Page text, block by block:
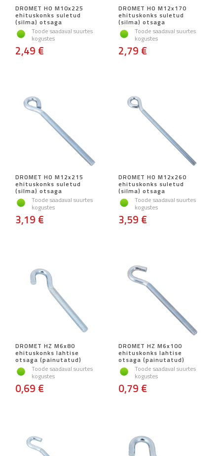
DROMET HO M10x225
ehituskonks suletud
(silma) otsaga
Toode saadaval suurtes
kogustes
2,49 €
DROMET HO M12x170
ehituskonks suletud
(silma) otsaga
Toode saadaval suurtes
kogustes
2,79 €
DROMET HO M12x215
ehituskonks suletud
(silma) otsaga
Toode saadaval suurtes
kogustes
3,19 €
DROMET HO M12x260
ehituskonks suletud
(silma) otsaga
Toode saadaval suurtes
kogustes
3,59 €
DROMET HZ M6x80
ehituskonks lahtise
otsaga (painutatud)
Toode saadaval suurtes
kogustes
0,69 €
DROMET HZ M6x100
ehituskonks lahtise
otsaga (painutatud)
Toode saadaval suurtes
kogustes
0,79 €